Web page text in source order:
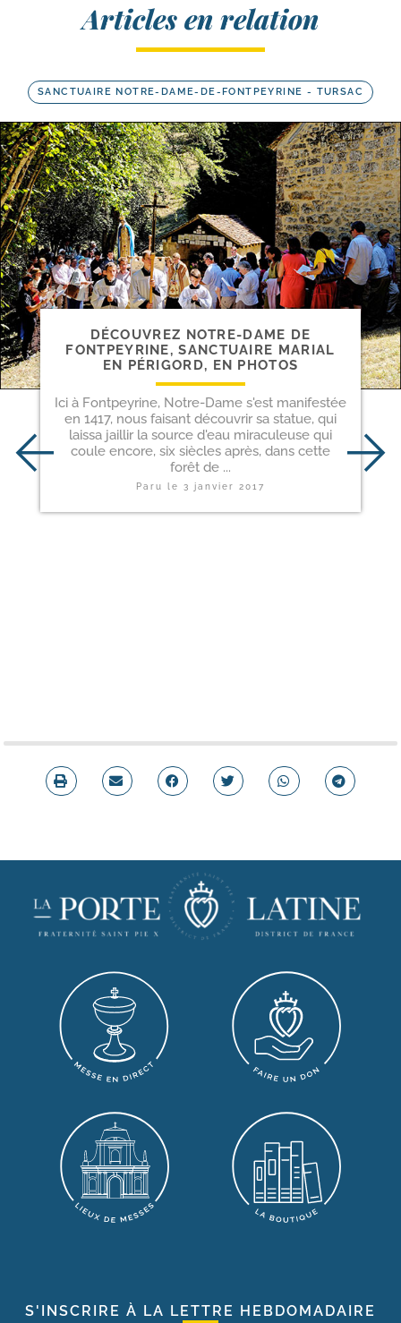
Articles en relation
SANCTUAIRE NOTRE-DAME-DE-FONTPEYRINE - TURSAC
DÉCOUVREZ NOTRE-​DAME DE
FONTPEYRINE, SANCTUAIRE MARIAL
EN PÉRIGORD, EN PHOTOS
Ici à Fontpeyrine, Notre-Dame s'est manifestée
en 1417, nous faisant découvrir sa statue, qui
laissa jaillir la source d'eau miraculeuse qui
coule encore, six siècles après, dans cette
forêt de ...
Paru le 3 janvier 2017
S'INSCRIRE À LA LETTRE HEBDOMADAIRE